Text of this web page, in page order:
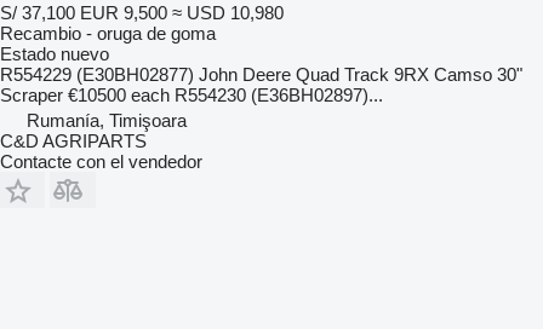
S/ 37,100 EUR 9,500 ≈ USD 10,980
Recambio - oruga de goma
Estado nuevo
R554229 (E30BH02877) John Deere Quad Track 9RX Camso 30"
Scraper €10500 each R554230 (E36BH02897)...
Rumanía, Timişoara
C&D AGRIPARTS
Contacte con el vendedor